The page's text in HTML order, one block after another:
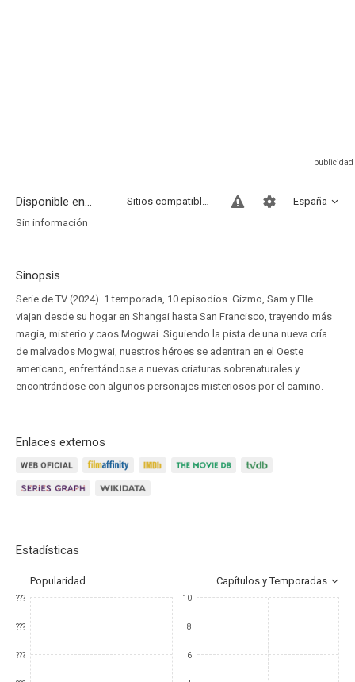
Disponible en... España
Sitios compatibles
Sin información
Sinopsis
Serie de TV (2024). 1 temporada, 10 episodios. Gizmo, Sam y Elle
viajan desde su hogar en Shangai hasta San Francisco, trayendo más
magia, misterio y caos Mogwai. Siguiendo la pista de una nueva cría
de malvados Mogwai, nuestros héroes se adentran en el Oeste
americano, enfrentándose a nuevas criaturas sobrenaturales y
encontrándose con algunos personajes misteriosos por el camino.
Enlaces externos
Estadísticas
Popularidad Capítulos y Temporadas
???
???
???
10
8
6